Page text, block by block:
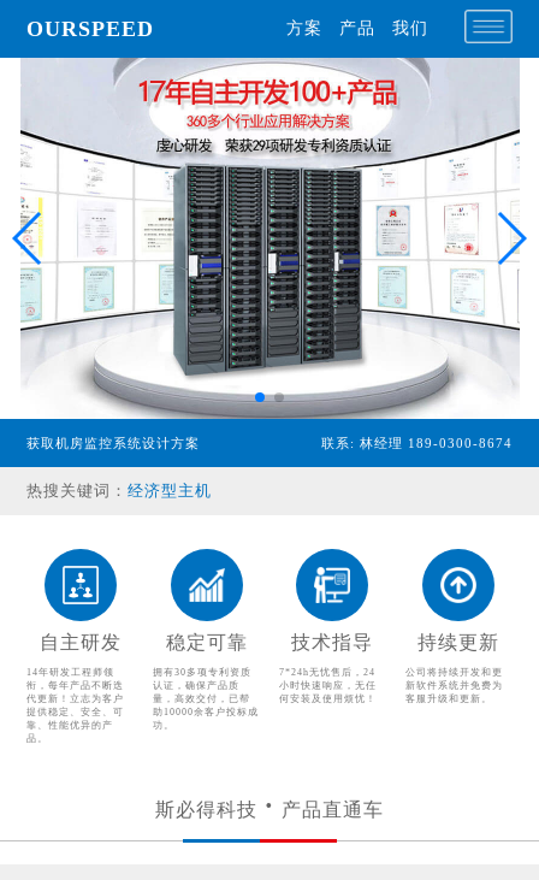
OURSPEED 方案 产品 我们
获取机房监控系统设计方案 联系: 林经理 189-0300-8674
热搜关键词：经济型主机
温湿度传感器
配电监控设备
气体监控设备
其他配件产品
自主研发
14年研发工程师领
衔，每年产品不断迭
代更新！立志为客户
提供稳定、安全、可
靠、性能优异的产
品。
稳定可靠
拥有30多项专利资质
认证，确保产品质
量，高效交付，已帮
助10000余客户投标成
功。
技术指导
7*24h无忧售后，24
小时快速响应，无任
何安装及使用烦忧！
持续更新
公司将持续开发和更
新软件系统并免费为
客服升级和更新。
斯必得科技 产品直通车